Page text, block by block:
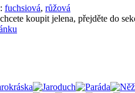
fuchsiová, růžová
koupit jelena, přejděte do